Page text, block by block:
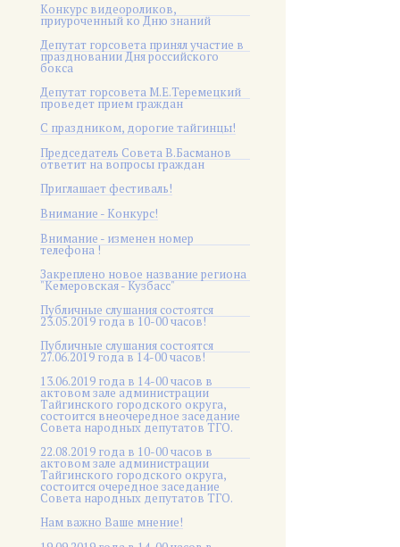
Конкурс видеороликов,
приуроченный ко Дню знаний
Депутат горсовета принял участие в
праздновании Дня российского
бокса
Депутат горсовета М.Е.Теремецкий
проведет прием граждан
С праздником, дорогие тайгинцы!
Председатель Совета В.Басманов
ответит на вопросы граждан
Приглашает фестиваль!
Внимание - Конкурс!
Внимание - изменен номер
телефона !
Закреплено новое название региона
"Кемеровская - Кузбасс"
Публичные слушания состоятся
23.05.2019 года в 10-00 часов!
Публичные слушания состоятся
27.06.2019 года в 14-00 часов!
13.06.2019 года в 14-00 часов в
актовом зале администрации
Тайгинского городского округа,
состоится внеочередное заседание
Совета народных депутатов ТГО.
22.08.2019 года в 10-00 часов в
актовом зале администрации
Тайгинского городского округа,
состоится очередное заседание
Совета народных депутатов ТГО.
Нам важно Ваше мнение!